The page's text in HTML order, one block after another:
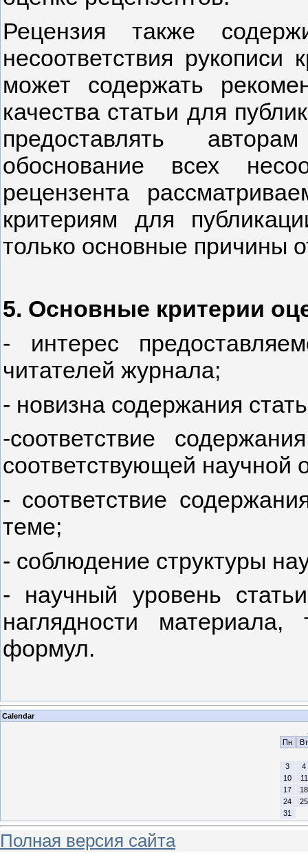
Рецензия также
несоответствия рукописи
может содержать
качества статьи для
предоставлять
обоснование всех
рецензента
критериям для
только основные причины
5. Основные критерии
- интерес
читателей журнала;
- новизна содержания
-соответствие
соответствующей научной
- соответствие
теме;
- соблюдение структуры
- научный уровень
наглядности
формул.
Calendar
Пн
Вт
3
4
10
11
17
18
24
25
31
Полная версия сайта